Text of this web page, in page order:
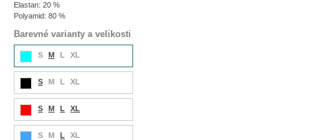
Elastan: 20 %
Polyamid: 80 %
Barevné varianty a velikosti
S M L XL
S M L XL
S M L XL
S M L XL